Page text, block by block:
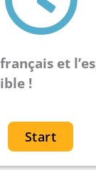
et
!
Start